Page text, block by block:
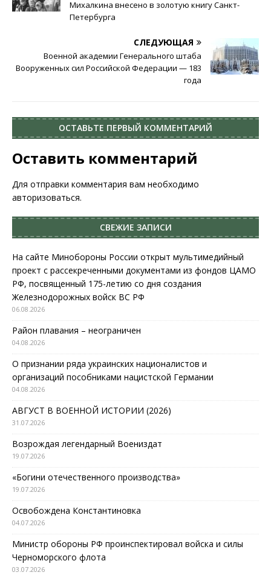
Михалкина внесено в золотую книгу Санкт-
Петербурга
СЛЕДУЮЩАЯ
Военной академии Генерального штаба
Вооруженных сил Российской Федерации — 183
года
ОСТАВЬТЕ ПЕРВЫЙ КОММЕНТАРИЙ
Оставить комментарий
Для отправки комментария вам необходимо
авторизоваться.
СВЕЖИЕ ЗАПИСИ
На сайте Минобороны России открыт мультимедийный
проект с рассекреченными документами из фондов ЦАМО
РФ, посвященный 175-летию со дня создания
Железнодорожных войск ВС РФ
06.08.2026
Район плавания – неограничен
04.08.2026
О признании ряда украинских националистов и
организаций пособниками нацистской Германии
04.08.2026
АВГУСТ В ВОЕННОЙ ИСТОРИИ (2026)
31.07.2026
Возрождая легендарный Воениздат
19.07.2026
«Богини отечественного производства»
19.07.2026
Освобождена Константиновка
04.07.2026
Министр обороны РФ проинспектировал войска и силы
Черноморского флота
03.07.2026